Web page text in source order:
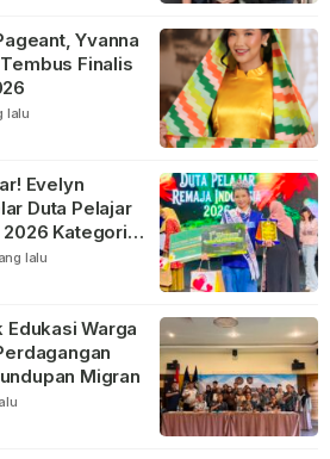
Yvanna
Finalis
lalu
Evelyn
Duta Pelajar
Kategori
lalu
Edukasi Warga
Migran